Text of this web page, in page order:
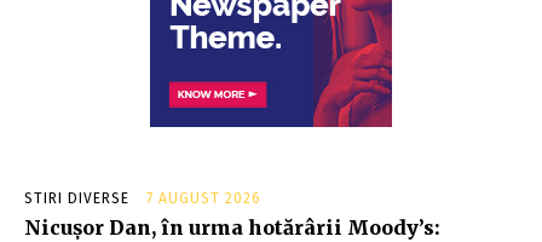
STIRI DIVERSE 7 AUGUST 2026
Nicușor Dan, în urma hotărârii Moody’s: